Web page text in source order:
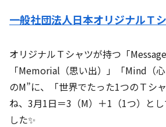
一般社団法人日本オリジナルＴ
オリジナルＴシャツが持つ「
「Memorial（思い出）」「Mind（
のM”に、「世界でたった1つのＴシ
ね、3月1日＝3（M）＋1（1つ）と
した✨